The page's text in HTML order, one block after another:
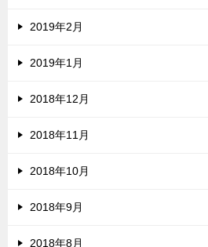
2019年2月
2019年1月
2018年12月
2018年11月
2018年10月
2018年9月
2018年8月